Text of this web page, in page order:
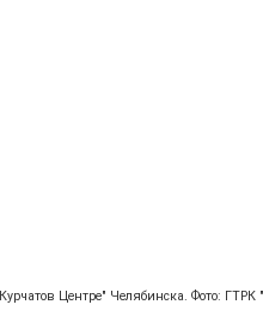
Центре" Челябинска. Фото: